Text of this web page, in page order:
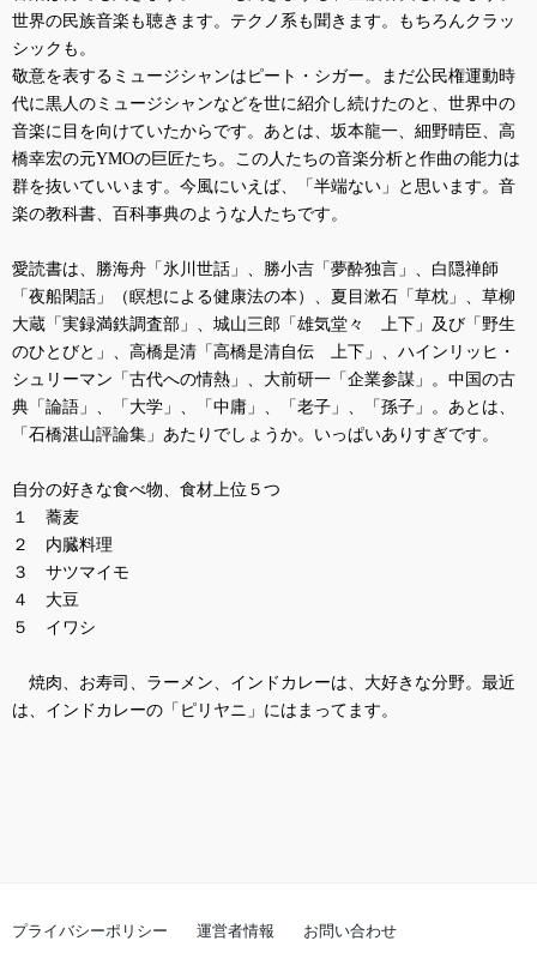
世界の民族音楽も聴きます。テクノ系も聞きます。もちろんクラッ
シックも。
敬意を表するミュージシャンはピート・シガー。まだ公民権運動時
代に黒人のミュージシャンなどを世に紹介し続けたのと、世界中の
音楽に目を向けていたからです。あとは、坂本龍一、細野晴臣、高
橋幸宏の元YMOの巨匠たち。この人たちの音楽分析と作曲の能力は
群を抜いていいます。今風にいえば、「半端ない」と思います。音
楽の教科書、百科事典のような人たちです。
愛読書は、勝海舟「氷川世話」、勝小吉「夢酔独言」、白隠禅師
「夜船閑話」（瞑想による健康法の本）、夏目漱石「草枕」、草柳
大蔵「実録満鉄調査部」、城山三郎「雄気堂々 上下」及び「野生
のひとびと」、高橋是清「高橋是清自伝 上下」、ハインリッヒ・
シュリーマン「古代への情熱」、大前研一「企業参謀」。中国の古
典「論語」、「大学」、「中庸」、「老子」、「孫子」。あとは、
「石橋湛山評論集」あたりでしょうか。いっぱいありすぎです。
自分の好きな食べ物、食材上位５つ
１ 蕎麦
２ 内臓料理
３ サツマイモ
４ 大豆
５ イワシ
焼肉、お寿司、ラーメン、インドカレーは、大好きな分野。最近
は、インドカレーの「ピリヤニ」にはまってます。
プライバシーポリシー 運営者情報 お問い合わせ